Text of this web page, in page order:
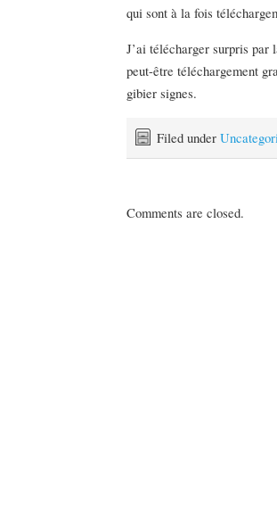
qui sont à la fois
J’ai télécharger surpris par
peut-être téléchargement
gibier signes.
Filed under
Comments are closed.